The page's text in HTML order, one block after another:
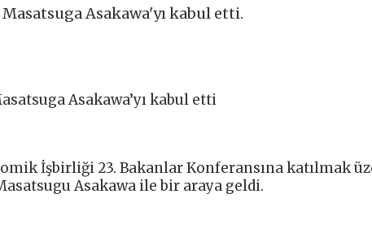
Masatsuga Asakawa'yı kabul etti.
Asakawa’yı kabul etti
İşbirliği 23. Bakanlar Konferansına katılmak
Asakawa ile bir araya geldi.